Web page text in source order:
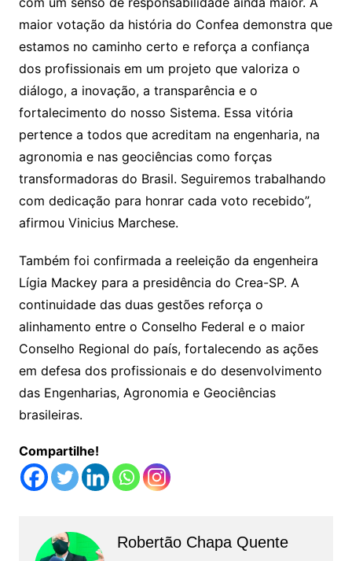
maior votação da história do Confea demonstra que
estamos no caminho certo e reforça a confiança
dos profissionais em um projeto que valoriza o
diálogo, a inovação, a transparência e o
fortalecimento do nosso Sistema. Essa vitória
pertence a todos que acreditam na engenharia, na
agronomia e nas geociências como forças
transformadoras do Brasil. Seguiremos trabalhando
com dedicação para honrar cada voto recebido”,
afirmou Vinicius Marchese.
Também foi confirmada a reeleição da engenheira
Lígia Mackey para a presidência do Crea-SP. A
continuidade das duas gestões reforça o
alinhamento entre o Conselho Federal e o maior
Conselho Regional do país, fortalecendo as ações
em defesa dos profissionais e do desenvolvimento
das Engenharias, Agronomia e Geociências
brasileiras.
Compartilhe!
Robertão Chapa Quente